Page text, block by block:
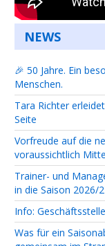
NEWS
🎉 50 Jahre. Ein
Menschen.
Tara Richter
Seite
Vorfreude auf die
voraussichtlich
Trainer- und
in die Saison 2026/
Info:
Was für ein